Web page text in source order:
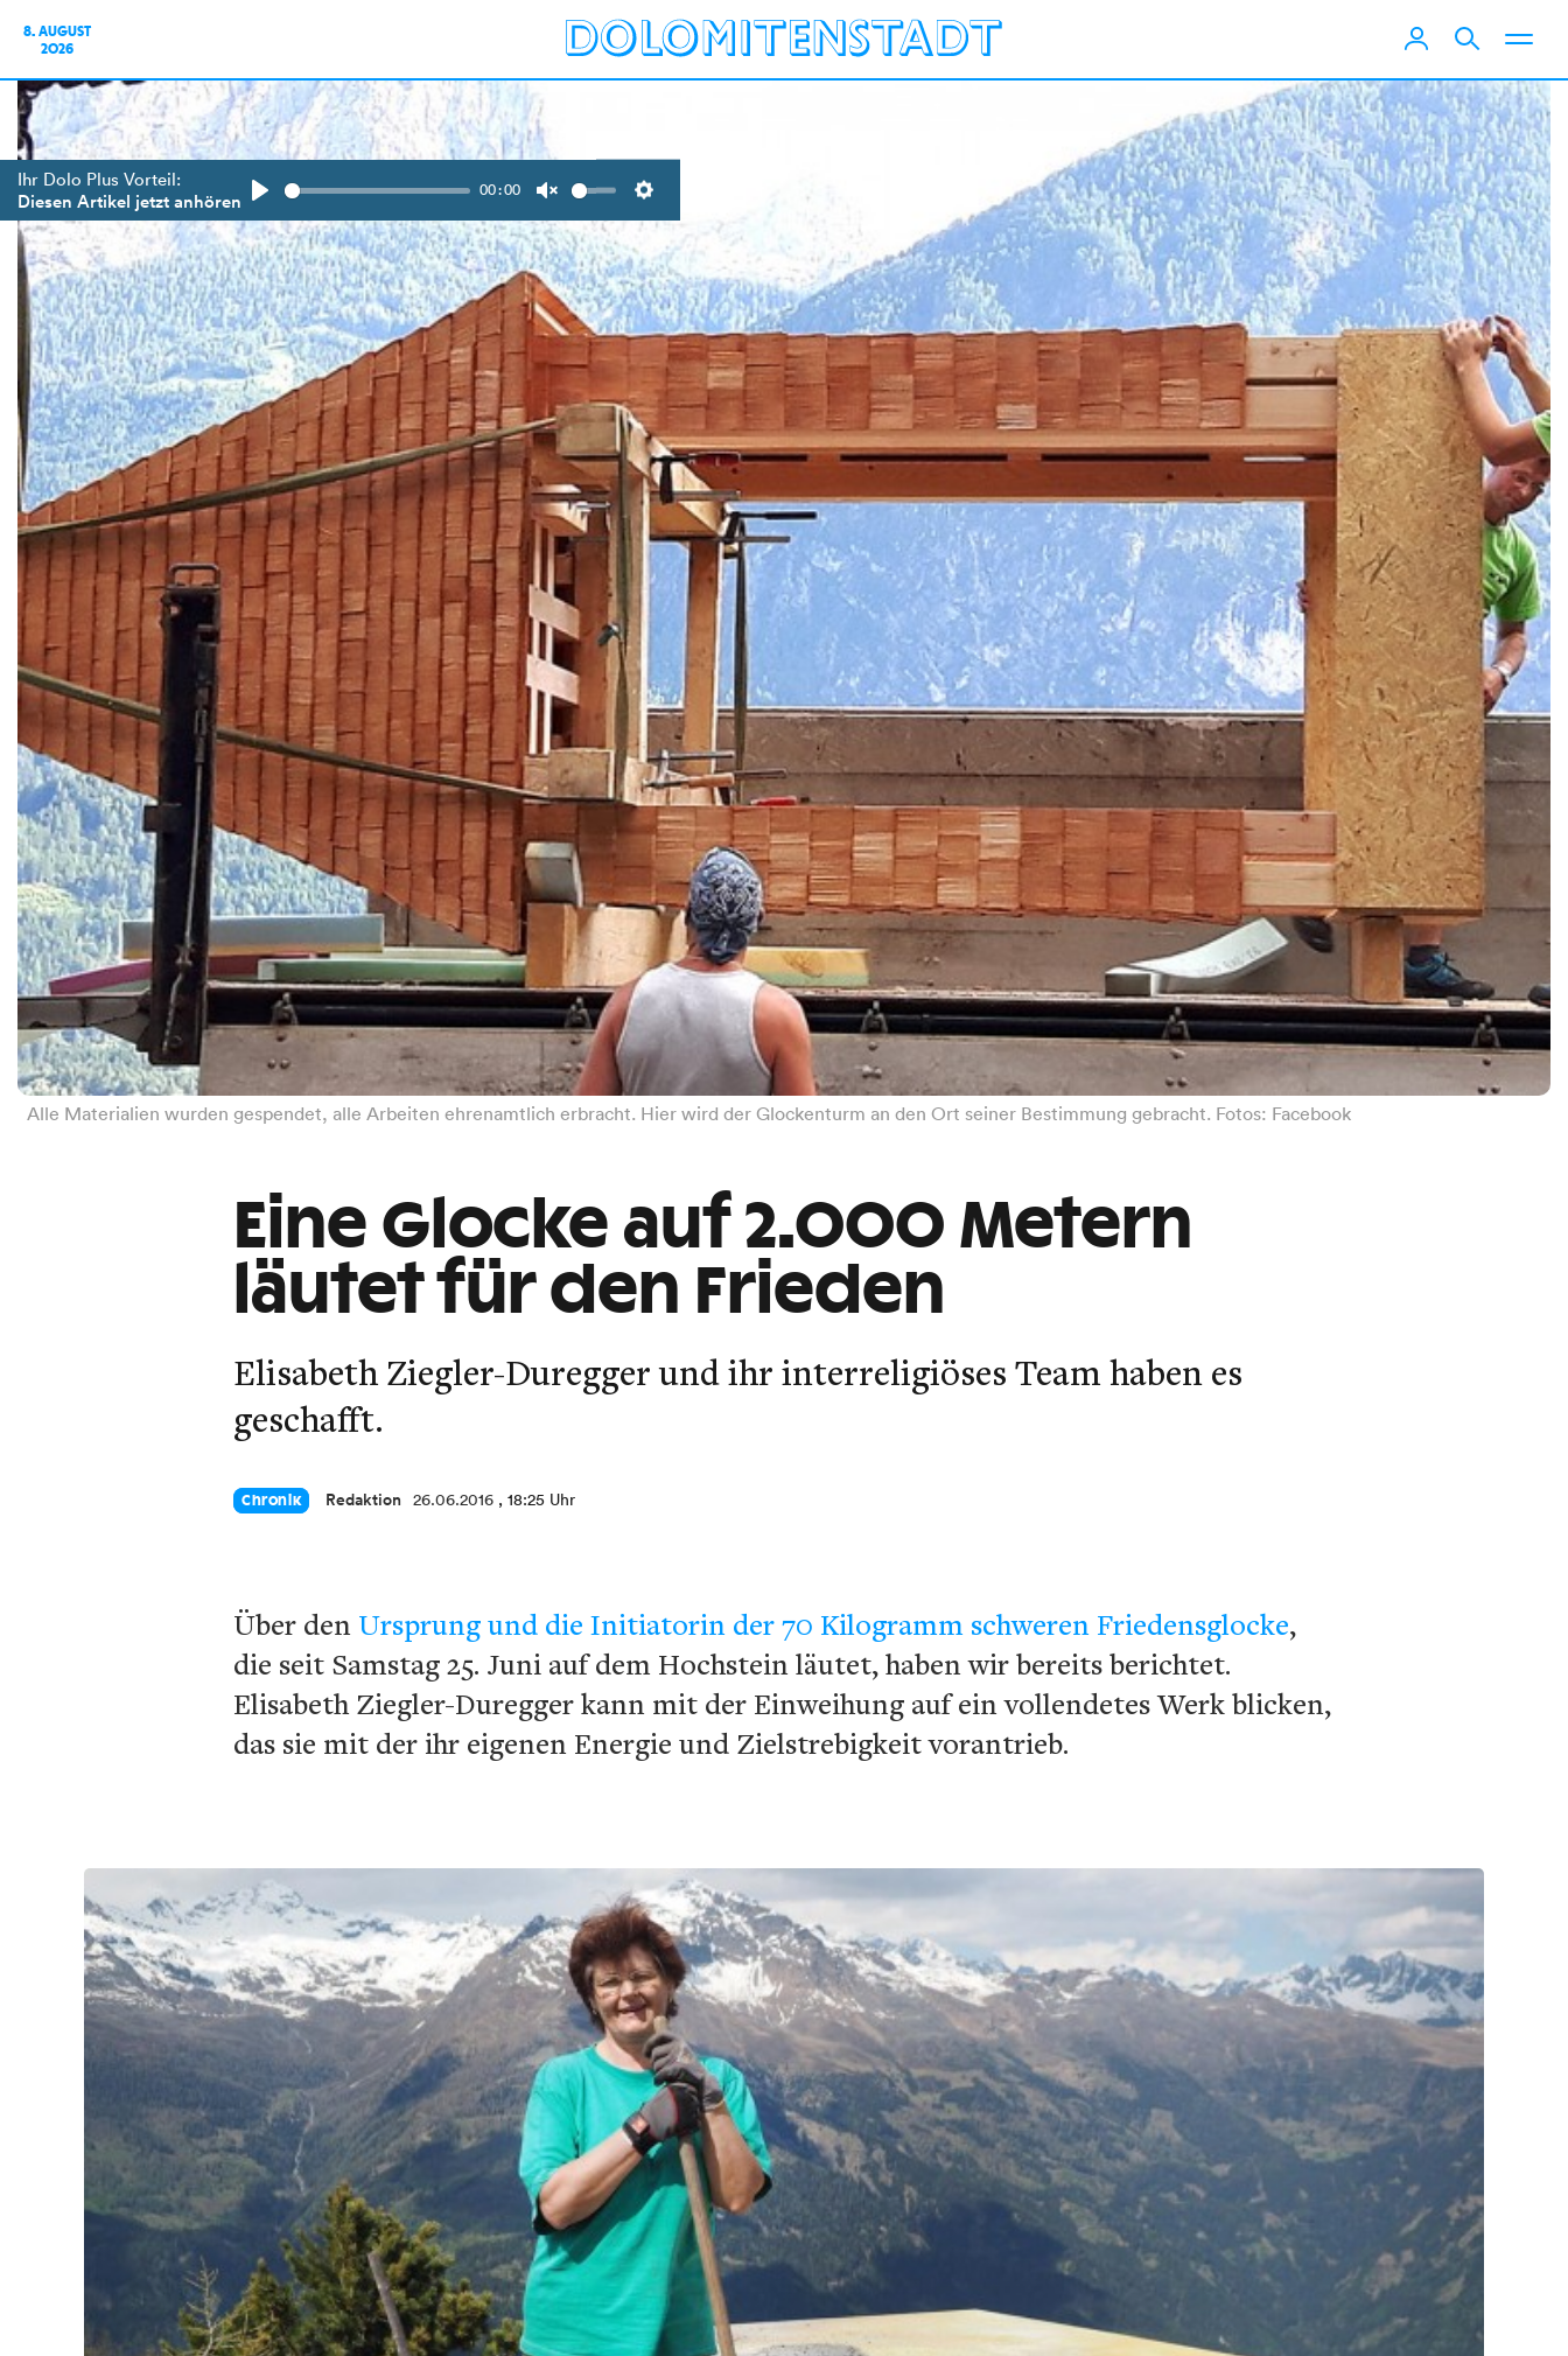
8. AUGUST
2026
Ihr Dolo Plus Vorteil:
Diesen Artikel jetzt anhören 00:00
Alle Materialien wurden gespendet, alle Arbeiten ehrenamtlich erbracht. Hier wird der Glockenturm an den Ort seiner Bestimmung gebracht. Fotos: Facebook
Eine Glocke auf 2.000 Metern
läutet für den Frieden
Elisabeth Ziegler-Duregger und ihr interreligiöses Team haben es
geschafft.
Chronik Redaktion 26.06.2016 , 18:25 Uhr
Über den Ursprung und die Initiatorin der 70 Kilogramm schweren Friedensglocke,
die seit Samstag 25. Juni auf dem Hochstein läutet, haben wir bereits berichtet.
Elisabeth Ziegler-Duregger kann mit der Einweihung auf ein vollendetes Werk blicken,
das sie mit der ihr eigenen Energie und Zielstrebigkeit vorantrieb.